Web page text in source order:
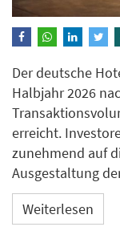
Der deutsche
Halbjahr 2026
erreicht.
zunehmend auf
Ausgestaltung
Weiterlesen